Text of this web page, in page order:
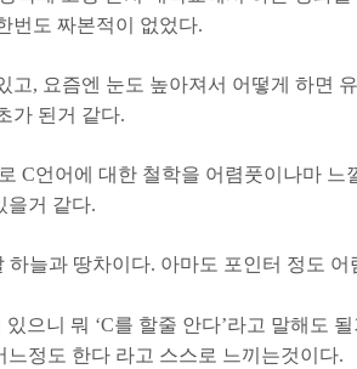
번도 짜본적이 없었다.
, 요즘엔 눈도 높아져서 어떻게 하면
가 된거 같다.
C언어에 대한 철학을 어렴풋이나마
을거 같다.
하늘과 땅차이다. 아마도 포인터 정도
으니 뭐 ‘C를 할줄 안다’라고 말해도
정도 한다 라고 스스로 느끼는것이다.